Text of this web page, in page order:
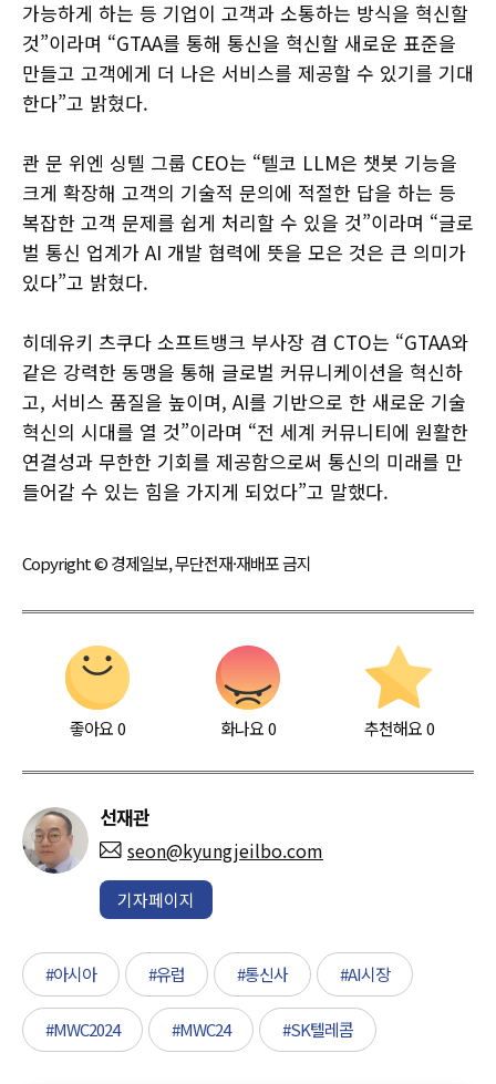
가능하게 하는 등 기업이 고객과 소통하는 방식을 혁신할
것”이라며 “GTAA를 통해 통신을 혁신할 새로운 표준을
만들고 고객에게 더 나은 서비스를 제공할 수 있기를 기대
한다”고 밝혔다.
콴 문 위엔 싱텔 그룹 CEO는 “텔코 LLM은 챗봇 기능을
크게 확장해 고객의 기술적 문의에 적절한 답을 하는 등
복잡한 고객 문제를 쉽게 처리할 수 있을 것”이라며 “글로
벌 통신 업계가 AI 개발 협력에 뜻을 모은 것은 큰 의미가
있다”고 밝혔다.
히데유키 츠쿠다 소프트뱅크 부사장 겸 CTO는 “GTAA와
같은 강력한 동맹을 통해 글로벌 커뮤니케이션을 혁신하
고, 서비스 품질을 높이며, AI를 기반으로 한 새로운 기술
혁신의 시대를 열 것”이라며 “전 세계 커뮤니티에 원활한
연결성과 무한한 기회를 제공함으로써 통신의 미래를 만
들어갈 수 있는 힘을 가지게 되었다”고 말했다.
Copyright © 경제일보, 무단전재·재배포 금지
좋아요0 화나요0 추천해요 0
선재관
seon@kyungjeilbo.com
기자페이지
#아시아 #유럽 #통신사 #AI시장
#MWC2024 #MWC24 #SK텔레콤